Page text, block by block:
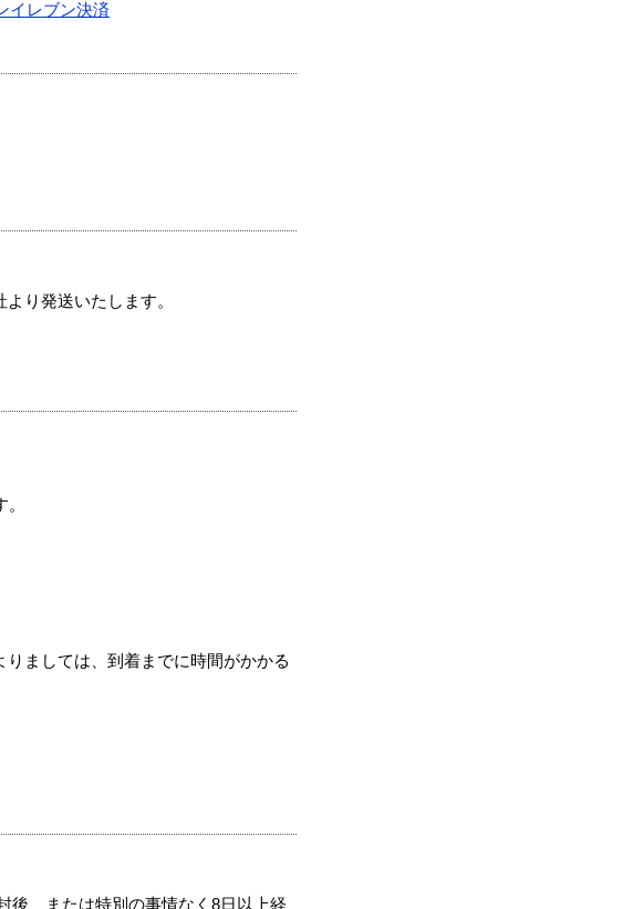
イレブン決済
り発送いたします。
ましては、到着までに時間がかかる
後、または特別の事情なく8日以上経